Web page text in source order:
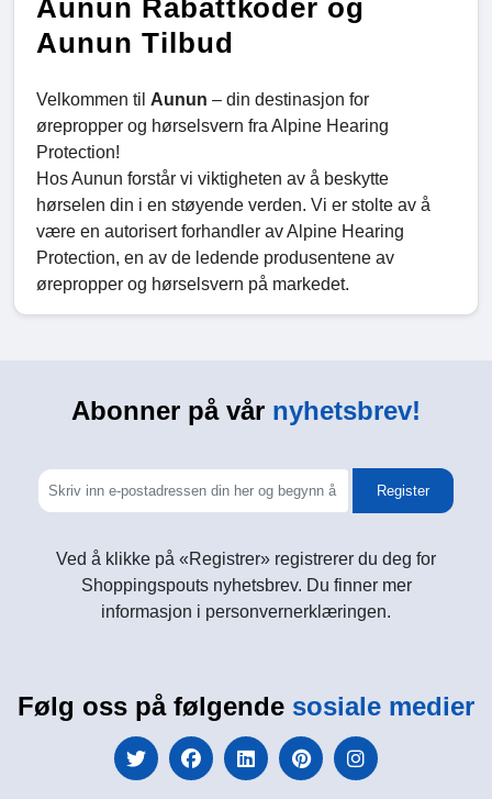
Aunun Rabattkoder og
Aunun Tilbud
Velkommen til Aunun – din destinasjon for
ørepropper og hørselsvern fra Alpine Hearing
Protection!
Hos Aunun forstår vi viktigheten av å beskytte
hørselen din i en støyende verden. Vi er stolte av å
være en autorisert forhandler av Alpine Hearing
Protection, en av de ledende produsentene av
ørepropper og hørselsvern på markedet.
Abonner på vår nyhetsbrev!
Register
Ved å klikke på «Registrer» registrerer du deg for
Shoppingspouts nyhetsbrev. Du finner mer
informasjon i personvernerklæringen.
Følg oss på følgende sosiale medier